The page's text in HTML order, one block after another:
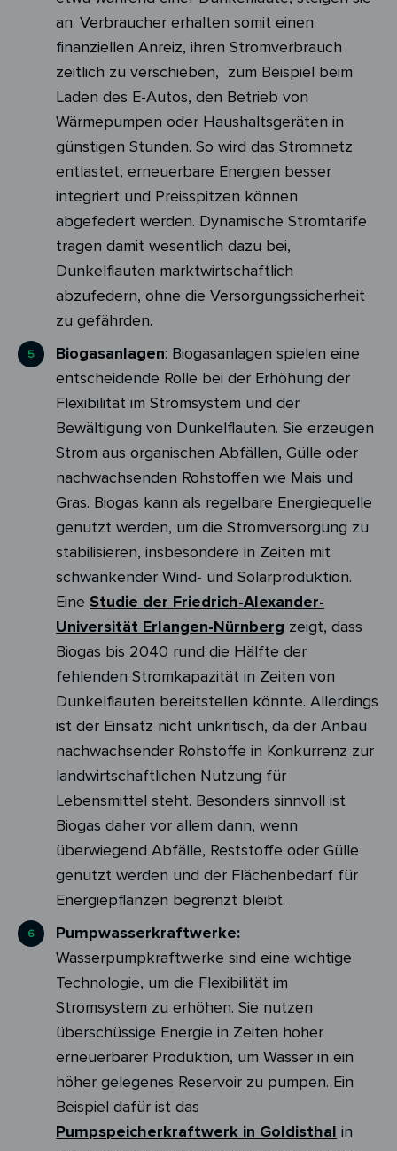
an. Verbraucher erhalten somit einen
finanziellen Anreiz, ihren Stromverbrauch
zeitlich zu verschieben, zum Beispiel beim
Laden des E-Autos, den Betrieb von
Wärmepumpen oder Haushaltsgeräten in
günstigen Stunden. So wird das Stromnetz
entlastet, erneuerbare Energien besser
integriert und Preisspitzen können
abgefedert werden. Dynamische Stromtarife
tragen damit wesentlich dazu bei,
Dunkelflauten marktwirtschaftlich
abzufedern, ohne die Versorgungssicherheit
zu gefährden.
Biogasanlagen: Biogasanlagen spielen eine
entscheidende Rolle bei der Erhöhung der
Flexibilität im Stromsystem und der
Bewältigung von Dunkelflauten. Sie erzeugen
Strom aus organischen Abfällen, Gülle oder
nachwachsenden Rohstoffen wie Mais und
Gras. Biogas kann als regelbare Energiequelle
genutzt werden, um die Stromversorgung zu
stabilisieren, insbesondere in Zeiten mit
schwankender Wind- und Solarproduktion.
EineStudie der Friedrich-Alexander-
Universität Erlangen-Nürnberg zeigt, dass
Biogas bis 2040 rund die Hälfte der
fehlenden Stromkapazität in Zeiten von
Dunkelflauten bereitstellen könnte. Allerdings
ist der Einsatz nicht unkritisch, da der Anbau
nachwachsender Rohstoffe in Konkurrenz zur
landwirtschaftlichen Nutzung für
Lebensmittel steht. Besonders sinnvoll ist
Biogas daher vor allem dann, wenn
überwiegend Abfälle, Reststoffe oder Gülle
genutzt werden und der Flächenbedarf für
Energiepflanzen begrenzt bleibt.
Pumpwasserkraftwerke:
Wasserpumpkraftwerke sind eine wichtige
Technologie, um die Flexibilität im
Stromsystem zu erhöhen. Sie nutzen
überschüssige Energie in Zeiten hoher
erneuerbarer Produktion, um Wasser in ein
höher gelegenes Reservoir zu pumpen. Ein
Beispiel dafür ist das
Pumpspeicherkraftwerk in Goldisthal in